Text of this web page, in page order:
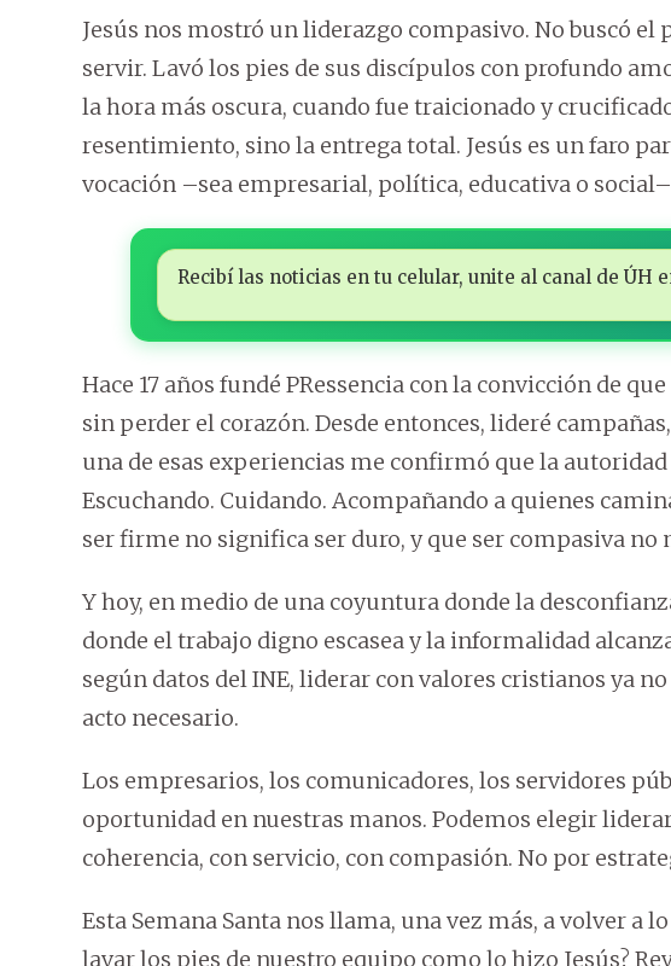
Jesús nos mostró un liderazgo compasivo. No buscó
servir. Lavó los pies de sus discípulos con profundo
la hora más oscura, cuando fue traicionado y
resentimiento, sino la entrega total. Jesús es un faro
vocación –sea empresarial, política, educativa o
Recibí las noticias en tu celular, unite al canal de ÚH
Hace 17 años fundé PRessencia con la convicción de
sin perder el corazón. Desde entonces, lideré
una de esas experiencias me confirmó que la autoridad
Escuchando. Cuidando. Acompañando a quienes
ser firme no significa ser duro, y que ser compasiva no
Y hoy, en medio de una coyuntura donde la
donde el trabajo digno escasea y la informalidad
según datos del INE, liderar con valores cristianos ya
acto necesario.
Los empresarios, los comunicadores, los servidores
oportunidad en nuestras manos. Podemos elegir
coherencia, con servicio, con compasión. No por
Esta Semana Santa nos llama, una vez más, a volver a
lavar los pies de nuestro equipo como lo hizo Jesús?